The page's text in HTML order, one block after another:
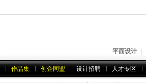
平面设计
作品集 创企同盟 设计招聘 人才专区